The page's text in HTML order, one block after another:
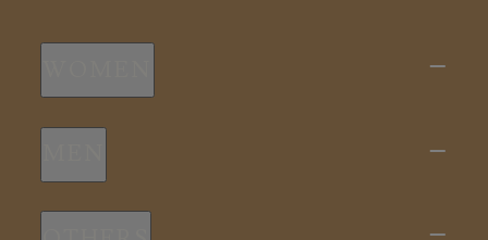
新商品
スリープウェア
新商品